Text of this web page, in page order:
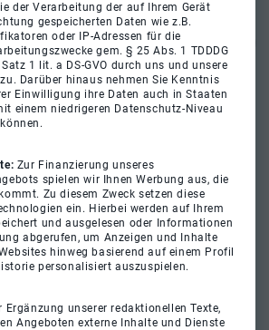
der Verarbeitung der auf Ihrem Gerät
gespeicherten Daten wie z.B.
oder IP-Adressen für die
gem. § 25 Abs. 1 TDDDG
1 lit. a DS-GVO durch uns und unsere
zu. Darüber hinaus nehmen Sie Kenntnis
Einwilligung ihre Daten auch in Staaten
einem niedrigeren Datenschutz-Niveau
Zur Finanzierung unseres
spielen wir Ihnen Werbung aus, die
Zu diesem Zweck setzen diese
ein. Hierbei werden auf Ihrem
und ausgelesen oder Informationen
abgerufen, um Anzeigen und Inhalte
hinweg basierend auf einem Profil
personalisiert auszuspielen.
Ergänzung unserer redaktionellen Texte,
Angeboten externe Inhalte und Dienste